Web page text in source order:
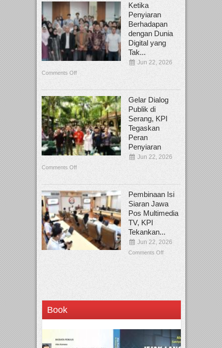
Ketika
Penyiaran
Berhadapan
dengan Dunia
Digital yang
Tak...
Jun 22, 2026
Comments Off
Gelar Dialog
Publik di
Serang, KPI
Tegaskan
Peran
Penyiaran
Jun 22, 2026
Comments Off
Pembinaan Isi
Siaran Jawa
Pos Multimedia
TV, KPI
Tekankan...
Jun 22, 2026
Comments Off
Book